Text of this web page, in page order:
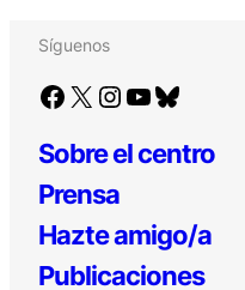
Síguenos
Facebook X Instagram YouTube Bluesky
Sobre el centro
Prensa
Hazte amigo/a
Publicaciones